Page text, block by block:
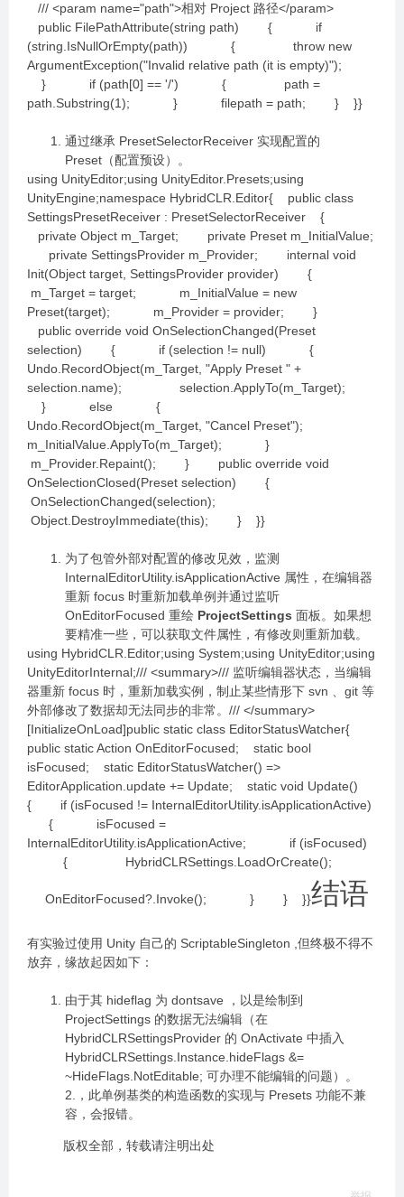
/// <param name="path">相对 Project 路径</param>
public FilePathAttribute(string path) { if
(string.IsNullOrEmpty(path)) { throw new
ArgumentException("Invalid relative path (it is empty)");
} if (path[0] == '/') { path =
path.Substring(1); } filepath = path; } }}
通过继承 PresetSelectorReceiver 实现配置的
Preset（配置预设）。
using UnityEditor;using UnityEditor.Presets;using
UnityEngine;namespace HybridCLR.Editor{ public class
SettingsPresetReceiver : PresetSelectorReceiver {
private Object m_Target; private Preset m_InitialValue;
private SettingsProvider m_Provider; internal void
Init(Object target, SettingsProvider provider) {
m_Target = target; m_InitialValue = new
Preset(target); m_Provider = provider; }
public override void OnSelectionChanged(Preset
selection) { if (selection != null) {
Undo.RecordObject(m_Target, "Apply Preset " +
selection.name); selection.ApplyTo(m_Target);
} else {
Undo.RecordObject(m_Target, "Cancel Preset");
m_InitialValue.ApplyTo(m_Target); }
m_Provider.Repaint(); } public override void
OnSelectionClosed(Preset selection) {
OnSelectionChanged(selection);
Object.DestroyImmediate(this); } }}
为了包管外部对配置的修改见效，监测
InternalEditorUtility.isApplicationActive 属性，在编辑器
重新 focus 时重新加载单例并通过监听
OnEditorFocused 重绘 ProjectSettings 面板。如果想
要精准一些，可以获取文件属性，有修改则重新加载。
using HybridCLR.Editor;using System;using UnityEditor;using
UnityEditorInternal;/// <summary>/// 监听编辑器状态，当编辑
器重新 focus 时，重新加载实例，制止某些情形下 svn 、git 等
外部修改了数据却无法同步的非常。/// </summary>
[InitializeOnLoad]public static class EditorStatusWatcher{
public static Action OnEditorFocused; static bool
isFocused; static EditorStatusWatcher() =>
EditorApplication.update += Update; static void Update()
{ if (isFocused != InternalEditorUtility.isApplicationActive)
{ isFocused =
InternalEditorUtility.isApplicationActive; if (isFocused)
{ HybridCLRSettings.LoadOrCreate();
OnEditorFocused?.Invoke(); } } }}结语
有实验过使用 Unity 自己的 ScriptableSingleton ,但终极不得不
放弃，缘故起因如下：
由于其 hideflag 为 dontsave ，以是绘制到
ProjectSettings 的数据无法编辑（在
HybridCLRSettingsProvider 的 OnActivate 中插入
HybridCLRSettings.Instance.hideFlags &=
~HideFlags.NotEditable; 可办理不能编辑的问题）。
2.，此单例基类的构造函数的实现与 Presets 功能不兼
容，会报错。
版权全部，转载请注明出处